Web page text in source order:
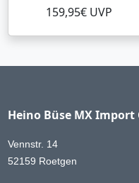
159,95€ UVP
Heino Büse MX Import
Vennstr. 14
52159 Roetgen